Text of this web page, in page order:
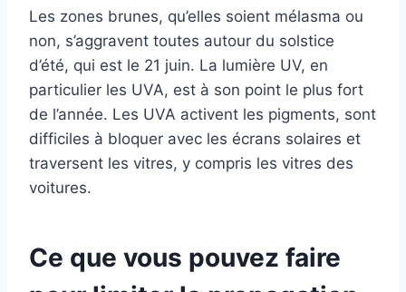
Les zones brunes, qu’elles soient mélasma ou
non, s’aggravent toutes autour du solstice
d’été, qui est le 21 juin. La lumière UV, en
particulier les UVA, est à son point le plus fort
de l’année. Les UVA activent les pigments, sont
difficiles à bloquer avec les écrans solaires et
traversent les vitres, y compris les vitres des
voitures.
Ce que vous pouvez faire